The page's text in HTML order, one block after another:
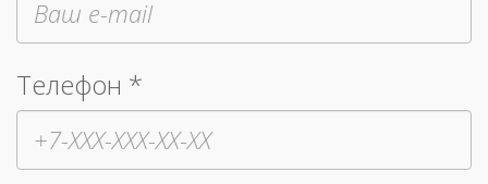
Телефон *